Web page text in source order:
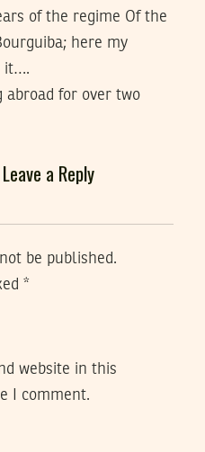
of the regime Of the
here my
it….
abroad for over two
Leave a Reply
be published.
*
website in this
I comment.